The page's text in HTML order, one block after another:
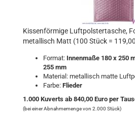
Kissenförmige Luftpolstertasche,
metallisch Matt (100 Stück =
Format: Innenmaße 180 x 250
255 mm
Material: metallisch matte
Farbe: Flieder
1.000 Kuverts ab 840,00 Euro per
(bei einer Abnahmemenge von 2.000 Stück)